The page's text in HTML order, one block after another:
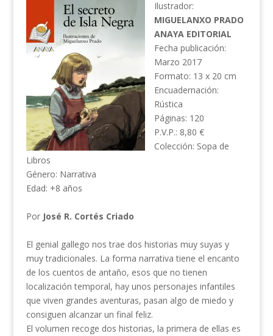
Ilustrador:
MIGUELANXO PRADO
ANAYA EDITORIAL
Fecha publicación:
Marzo 2017
Formato: 13 x 20 cm
Encuadernación:
Rústica
Páginas: 120
P.V.P.: 8,80 €
Colección: Sopa de
Libros
Género: Narrativa
Edad: +8 años
Por José R. Cortés Criado
El genial gallego nos trae dos historias muy suyas y
muy tradicionales. La forma narrativa tiene el encanto
de los cuentos de antaño, esos que no tienen
localización temporal, hay unos personajes infantiles
que viven grandes aventuras, pasan algo de miedo y
consiguen alcanzar un final feliz.
El volumen recoge dos historias, la primera de ellas es